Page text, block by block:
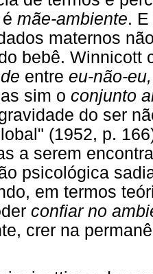
mãe-ambiente.
maternos
bebê. Winnicott
entre eu-não-eu,
sim o conjunto
do ser
(1952, p.
a serem
psicológica
em termos
confiar no
crer na